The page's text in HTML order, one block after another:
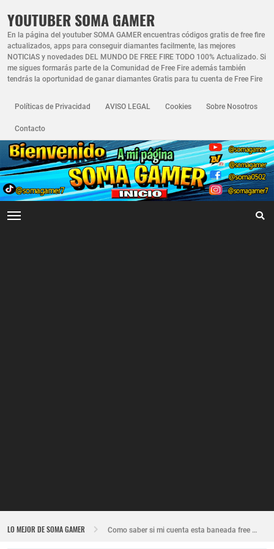
YOUTUBER SOMA GAMER
En la página del youtuber SOMA GAMER encuentras códigos gratis de free fire
actualizados, apps para conseguir diamantes facilmente, las mejores
NOTICIAS y novedades DEL MUNDO DE FREE FIRE TODO 100% Actualizado. Si
me sigues formarás parte de la Comunidad de Free Fire además también
tendrás la oportunidad de ganar diamantes Gratis para tu cuenta de Free Fire
Políticas de Privacidad AVISO LEGAL Cookies Sobre Nosotros
Contacto
LO MEJOR DE SOMA GAMER Como saber si mi cuenta esta baneada free fire